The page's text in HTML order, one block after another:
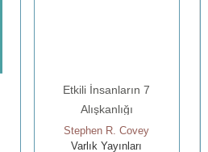
Etkili İnsanların 7
Alışkanlığı
Stephen R. Covey
Varlık Yayınları